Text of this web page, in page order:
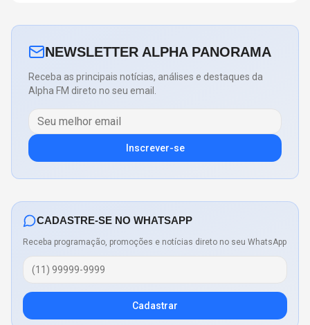
NEWSLETTER ALPHA PANORAMA
Receba as principais notícias, análises e destaques da
Alpha FM direto no seu email.
Inscrever-se
CADASTRE-SE NO WHATSAPP
Receba programação, promoções e notícias direto no seu WhatsApp
Cadastrar